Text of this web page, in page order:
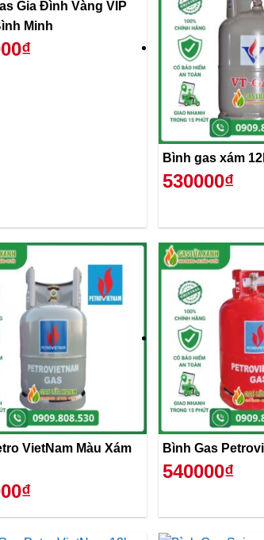
Gia Đình Vàng VIP
Minh
Bình gas xám
530000₫
VietNam Màu Xám
Bình Gas
540000₫